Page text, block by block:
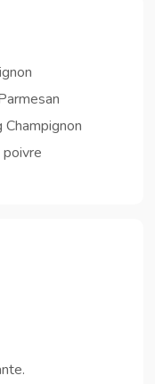
g Parmesan
100 g Champignon
poivre